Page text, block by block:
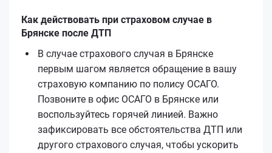
Как действовать при страховом случае в
Брянске после ДТП
В случае страхового случая в Брянске
первым шагом является обращение в вашу
страховую компанию по полису ОСАГО.
Позвоните в офис ОСАГО в Брянске или
воспользуйтесь горячей линией. Важно
зафиксировать все обстоятельства ДТП или
другого страхового случая, чтобы ускорить